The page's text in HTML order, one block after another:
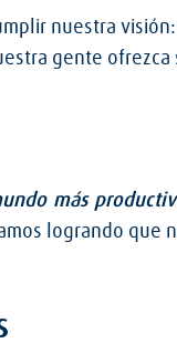
nuestra
gente
más
logrando que